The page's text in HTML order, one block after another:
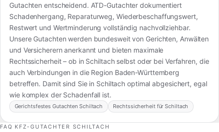
Gutachten entscheidend. ATD-Gutachter dokumentiert
Schadenhergang, Reparaturweg, Wiederbeschaffungswert,
Restwert und Wertminderung vollständig nachvollziehbar.
Unsere Gutachten werden bundesweit von Gerichten, Anwälten
und Versicherern anerkannt und bieten maximale
Rechtssicherheit – ob in Schiltach selbst oder bei Verfahren, die
auch Verbindungen in die Region Baden-Württemberg
betreffen. Damit sind Sie in Schiltach optimal abgesichert, egal
wie komplex der Schadenfall ist.
Gerichtsfestes Gutachten Schiltach Rechtssicherheit für Schiltach
FAQ KFZ-GUTACHTER SCHILTACH